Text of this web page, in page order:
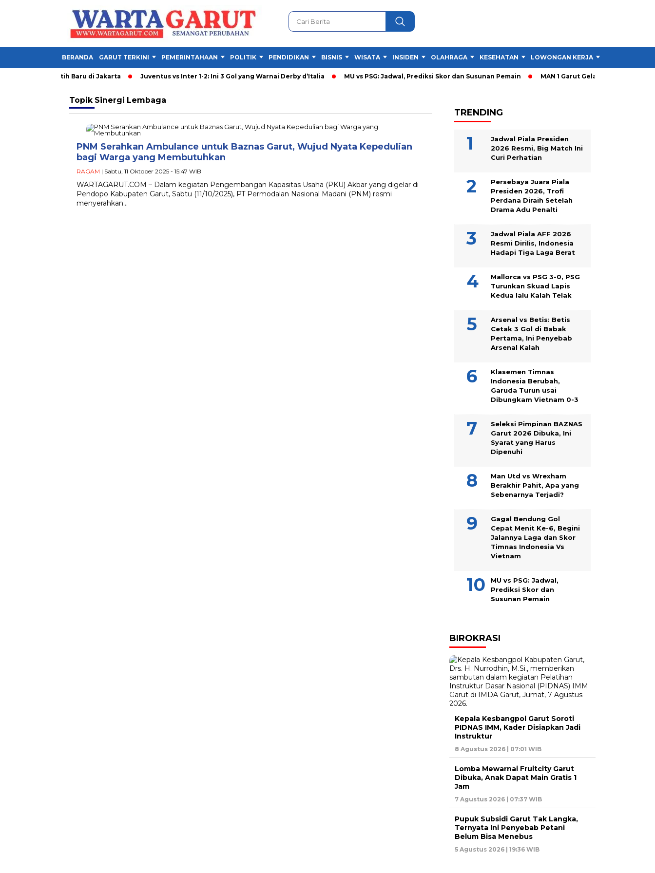
BERANDA GARUT TERKINI PEMERINTAHAAN POLITIK PENDIDIKAN BISNIS WISATA INSIDEN OLAHRAGA KESEHATAN LOWONGAN KERJA
Taktik 2 Pelatih Baru di Jakarta Juventus vs Inter 1-2: Ini 3 Gol yang Warnai Derby d’Italia MU vs PSG: Jadwal, Prediksi Skor dan Susunan Pemain MAN 1 Garut Gelar Cek Kesehatan
Topik Sinergi Lembaga
PNM Serahkan Ambulance untuk Baznas Garut, Wujud Nyata Kepedulian
bagi Warga yang Membutuhkan
RAGAM | Sabtu, 11 Oktober 2025 - 15:47 WIB
WARTAGARUT.COM – Dalam kegiatan Pengembangan Kapasitas Usaha (PKU) Akbar yang digelar di
Pendopo Kabupaten Garut, Sabtu (11/10/2025), PT Permodalan Nasional Madani (PNM) resmi
menyerahkan…
TRENDING
Jadwal Piala Presiden
2026 Resmi, Big Match Ini
Curi Perhatian
Persebaya Juara Piala
Presiden 2026, Trofi
Perdana Diraih Setelah
Drama Adu Penalti
Jadwal Piala AFF 2026
Resmi Dirilis, Indonesia
Hadapi Tiga Laga Berat
Mallorca vs PSG 3-0, PSG
Turunkan Skuad Lapis
Kedua lalu Kalah Telak
Arsenal vs Betis: Betis
Cetak 3 Gol di Babak
Pertama, Ini Penyebab
Arsenal Kalah
Klasemen Timnas
Indonesia Berubah,
Garuda Turun usai
Dibungkam Vietnam 0-3
Seleksi Pimpinan BAZNAS
Garut 2026 Dibuka, Ini
Syarat yang Harus
Dipenuhi
Man Utd vs Wrexham
Berakhir Pahit, Apa yang
Sebenarnya Terjadi?
Gagal Bendung Gol
Cepat Menit Ke-6, Begini
Jalannya Laga dan Skor
Timnas Indonesia Vs
Vietnam
MU vs PSG: Jadwal,
Prediksi Skor dan
Susunan Pemain
BIROKRASI
Kepala Kesbangpol Garut Soroti
PIDNAS IMM, Kader Disiapkan Jadi
Instruktur
8 Agustus 2026 | 07:01 WIB
Lomba Mewarnai Fruitcity Garut
Dibuka, Anak Dapat Main Gratis 1
Jam
7 Agustus 2026 | 07:37 WIB
Pupuk Subsidi Garut Tak Langka,
Ternyata Ini Penyebab Petani
Belum Bisa Menebus
5 Agustus 2026 | 19:36 WIB